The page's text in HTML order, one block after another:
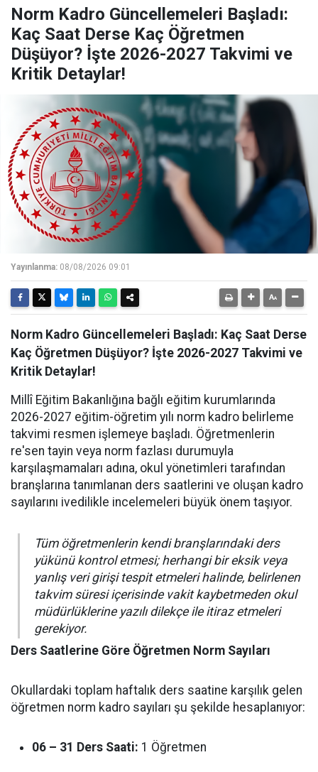
Norm Kadro Güncellemeleri Başladı:
Kaç Saat Derse Kaç Öğretmen
Düşüyor? İşte 2026-2027 Takvimi ve
Kritik Detaylar!
Yayınlanma: 08/08/2026 09:01
Norm Kadro Güncellemeleri Başladı: Kaç Saat Derse
Kaç Öğretmen Düşüyor? İşte 2026-2027 Takvimi ve
Kritik Detaylar!
Millî Eğitim Bakanlığına bağlı eğitim kurumlarında
2026-2027 eğitim-öğretim yılı norm kadro belirleme
takvimi resmen işlemeye başladı. Öğretmenlerin
re'sen tayin veya norm fazlası durumuyla
karşılaşmamaları adına, okul yönetimleri tarafından
branşlarına tanımlanan ders saatlerini ve oluşan kadro
sayılarını ivedilikle incelemeleri büyük önem taşıyor.
Tüm öğretmenlerin kendi branşlarındaki ders
yükünü kontrol etmesi; herhangi bir eksik veya
yanlış veri girişi tespit etmeleri halinde, belirlenen
takvim süresi içerisinde vakit kaybetmeden okul
müdürlüklerine yazılı dilekçe ile itiraz etmeleri
gerekiyor.
Ders Saatlerine Göre Öğretmen Norm Sayıları
Okullardaki toplam haftalık ders saatine karşılık gelen
öğretmen norm kadro sayıları şu şekilde hesaplanıyor:
06 – 31 Ders Saati: 1 Öğretmen